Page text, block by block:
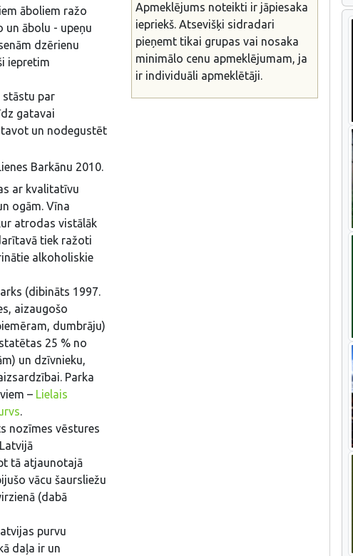
āboliem ražo
ābolu - upeņu
dzērienu
iepretim
stāstu par
gatavai
un nodegustēt
Barkānu 2010.
ar kvalitatīvu
ogām. Vīna
atrodas vistālāk
tiek ražoti
alkoholiskie
(dibināts 1997.
aizaugošo
dumbrāju)
25 % no
un dzīvnieku,
Parka
– Lielais
.
nozīmes vēstures
tā atjaunotajā
vācu šaursliežu
(dabā
purvu
daļa ir un
Apmeklējums noteikti ir jāpiesaka
iepriekš. Atsevišķi sidradari
pieņemt tikai grupas vai nosaka
minimālo cenu apmeklējumam, ja
ir individuāli apmeklētāji.